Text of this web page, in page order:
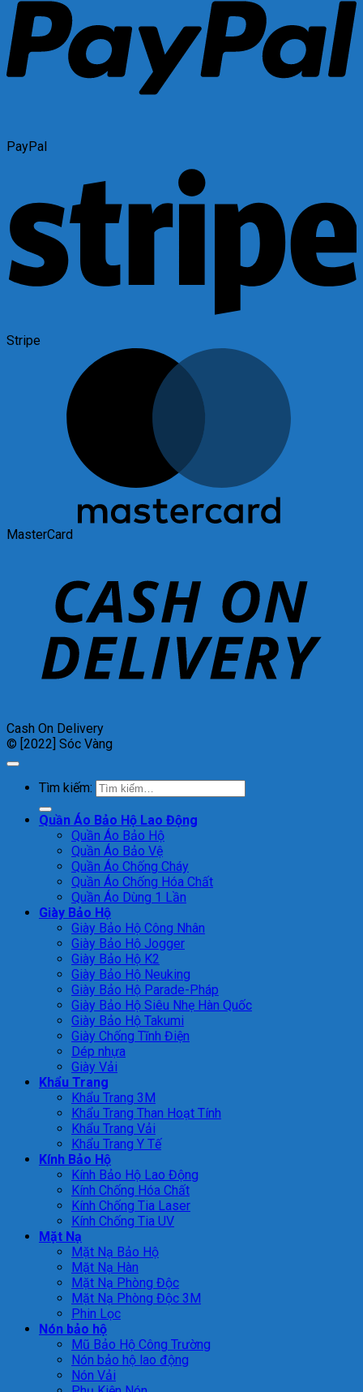
PayPal
Stripe
MasterCard
Cash On Delivery
© [2022] Sóc Vàng
Tìm kiếm:
Quần Áo Bảo Hộ Lao Động
Quần Áo Bảo Hộ
Quần Áo Bảo Vệ
Quần Áo Chống Cháy
Quần Áo Chống Hóa Chất
Quần Áo Dùng 1 Lần
Giày Bảo Hộ
Giày Bảo Hộ Công Nhân
Giày Bảo Hộ Jogger
Giày Bảo Hộ K2
Giày Bảo Hộ Neuking
Giày Bảo Hộ Parade-Pháp
Giày Bảo Hộ Siêu Nhẹ Hàn Quốc
Giày Bảo Hộ Takumi
Giày Chống Tĩnh Điện
Dép nhựa
Giày Vải
Khẩu Trang
Khẩu Trang 3M
Khẩu Trang Than Hoạt Tính
Khẩu Trang Vải
Khẩu Trang Y Tế
Kính Bảo Hộ
Kính Bảo Hộ Lao Động
Kính Chống Hóa Chất
Kính Chống Tia Laser
Kính Chống Tia UV
Mặt Nạ
Mặt Nạ Bảo Hộ
Mặt Nạ Hàn
Mặt Nạ Phòng Độc
Mặt Nạ Phòng Độc 3M
Phin Lọc
Nón bảo hộ
Mũ Bảo Hộ Công Trường
Nón bảo hộ lao động
Nón Vải